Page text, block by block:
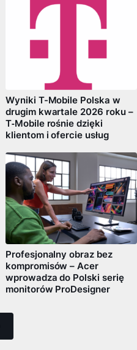
Wyniki T-Mobile Polska w
drugim kwartale 2026 roku –
T‑Mobile rośnie dzięki
klientom i ofercie usług
Profesjonalny obraz bez
kompromisów – Acer
wprowadza do Polski serię
monitorów ProDesigner